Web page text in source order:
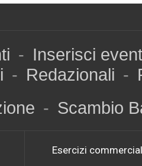
- Inserisci
- Redazionali -
- Scambio
Esercizi